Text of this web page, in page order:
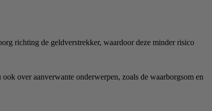
richting de geldverstrekker, waardoor deze minder risico
over aanverwante onderwerpen, zoals de waarborgsom en